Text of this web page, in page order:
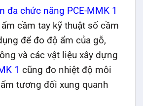
đa chức năng PCE-MMK 1
cầm tay kỹ thuật số cầm
để đo độ ẩm của gỗ,
và các vật liệu xây dựng
1 cũng đo nhiệt độ môi
tương đối xung quanh